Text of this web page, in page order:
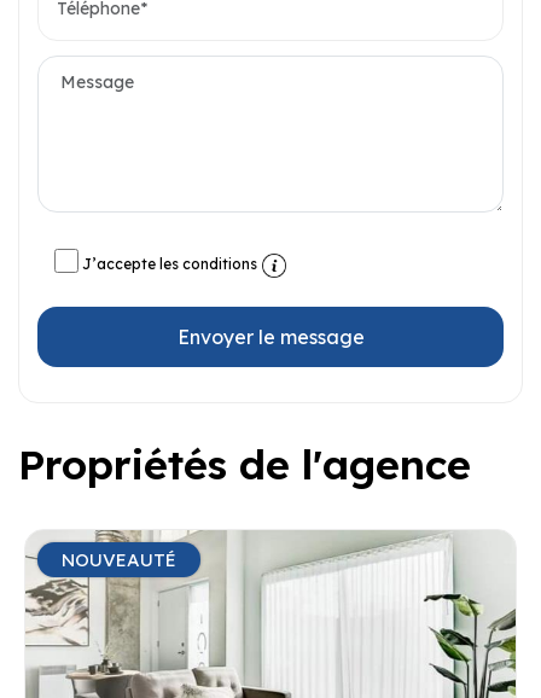
J’accepte les conditions
Envoyer le message
Propriétés de l'agence
NOUVEAUTÉ